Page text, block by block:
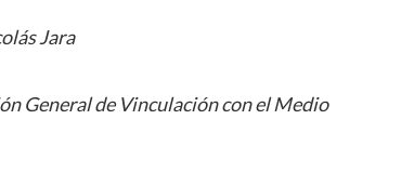
Jara
General de Vinculación con el Medio